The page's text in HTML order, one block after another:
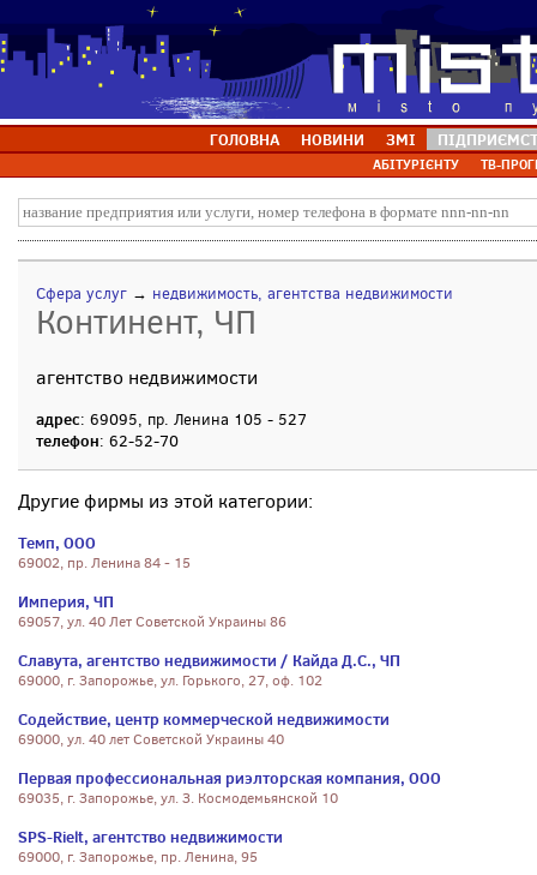
ГОЛОВНА НОВИНИ ЗМІ
АБІТУРІЄНТУ ТВ-
Сфера услуг → недвижимость, агентства недвижимости
Континент, ЧП
агентство недвижимости
адрес: 69095, пр. Ленина 105 - 527
телефон: 62-52-70
Другие фирмы из этой категории:
Темп, ООО
69002, пр. Ленина 84 - 15
Империя, ЧП
69057, ул. 40 Лет Советской Украины 86
Славута, агентство недвижимости / Кайда Д.С., ЧП
69000, г. Запорожье, ул. Горького, 27, оф. 102
Содействие, центр коммерческой недвижимости
69000, ул. 40 лет Советской Украины 40
Первая профессиональная риэлторская компания, ООО
69035, г. Запорожье, ул. З. Космодемьянской 10
SPS-Rielt, агентство недвижимости
69000, г. Запорожье, пр. Ленина, 95